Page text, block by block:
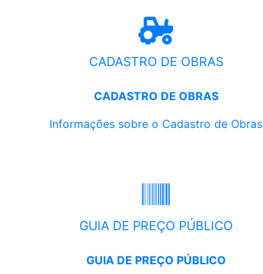
CADASTRO DE OBRAS
CADASTRO DE OBRAS
Informações sobre o Cadastro de Obras
GUIA DE PREÇO PÚBLICO
GUIA DE PREÇO PÚBLICO